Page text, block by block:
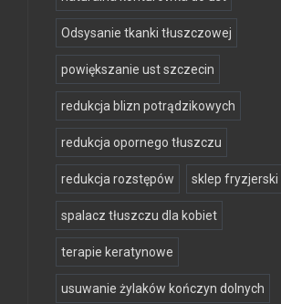
Odsysanie tkanki tłuszczowej
powiększanie ust szczecin
redukcja blizn potrądzikowych
redukcja opornego tłuszczu
redukcja rozstępów sklep fryzjerski
spalacz tłuszczu dla kobiet
terapie keratynowe
usuwanie żylaków kończyn dolnych